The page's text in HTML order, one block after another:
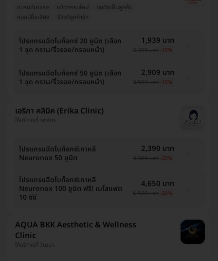
แบรนด์มาแรง
นวัตกรรมใหม่
คนดังเป็นลูกค้า
หมอมีชื่อเสียง
รีวิวดีลูกค้ารัก
โปรแกรมฉีดโบท็อกซ์ 20 ยูนิต (เลือก
1 จุด กราม/ริ้วรอย/กรอบหน้า)
1,939 บาท
2,399 บาท -19%
โปรแกรมฉีดโบท็อกซ์ 50 ยูนิต (เลือก
1 จุด กราม/ริ้วรอย/กรอบหน้า)
2,909 บาท
3,599 บาท -19%
เอริกา คลินิค (Erika Clinic)
ให้บริการที่ จตุจักร
โปรแกรมฉีดโบท็อกซ์เกาหลี
Neuronox 50 ยูนิต
2,390 บาท
3,380 บาท -29%
โปรแกรมฉีดโบท็อกซ์เกาหลี
Neuronox 100 ยูนิต ฟรี! เมโสแฟต
10 ซีซี
4,650 บาท
6,500 บาท -28%
AQUA BKK Aesthetic & Wellness
Clinic
ให้บริการที่ วัฒนา